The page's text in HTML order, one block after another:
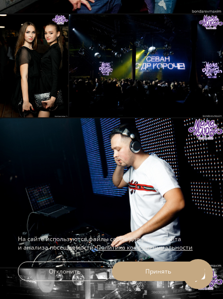
На сайте используются файлы cookie для работы сайта
и анализа посещаемости.Политика конфиденциальности
Отклонить Принять